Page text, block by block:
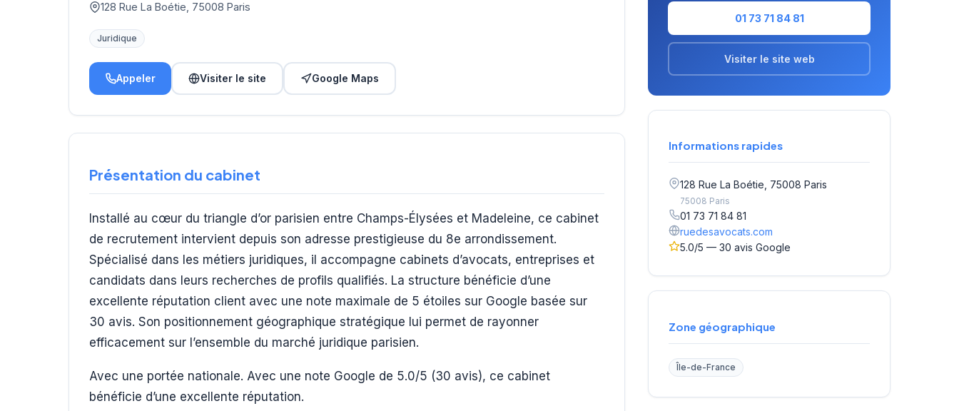
128 Rue La Boétie, 75008 Paris
Juridique
Appeler Visiter le site Google Maps
Présentation du cabinet
Installé au cœur du triangle d’or parisien entre Champs-Élysées et Madeleine, ce cabinet
de recrutement intervient depuis son adresse prestigieuse du 8e arrondissement.
Spécialisé dans les métiers juridiques, il accompagne cabinets d’avocats, entreprises et
candidats dans leurs recherches de profils qualifiés. La structure bénéficie d’une
excellente réputation client avec une note maximale de 5 étoiles sur Google basée sur
30 avis. Son positionnement géographique stratégique lui permet de rayonner
efficacement sur l’ensemble du marché juridique parisien.
Avec une portée nationale. Avec une note Google de 5.0/5 (30 avis), ce cabinet
bénéficie d’une excellente réputation.
01 73 71 84 81
Visiter le site web
Informations rapides
128 Rue La Boétie, 75008 Paris
75008 Paris
01 73 71 84 81
ruedesavocats.com
5.0/5 — 30 avis Google
Zone géographique
Île-de-France